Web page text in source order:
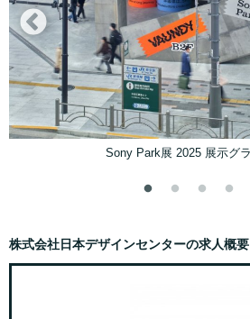
展示グラフィック
株式会社日本デザインセンターの求人概要